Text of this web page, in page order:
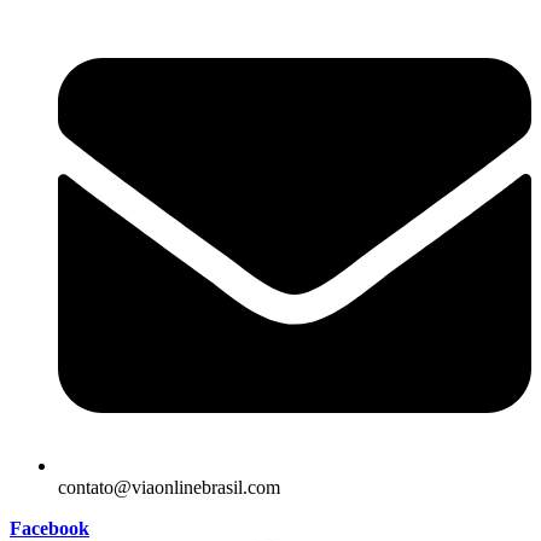
contato@viaonlinebrasil.com
Facebook